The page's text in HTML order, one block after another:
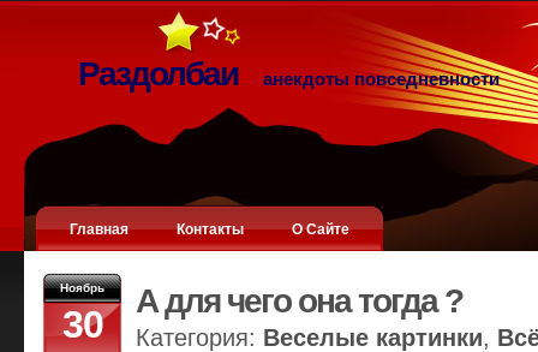
Раздолбаи анекдоты повседневности
Главная Контакты О Сайте
Ноябрь
30
А для чего она тогда ?
Категория: Веселые картинки,